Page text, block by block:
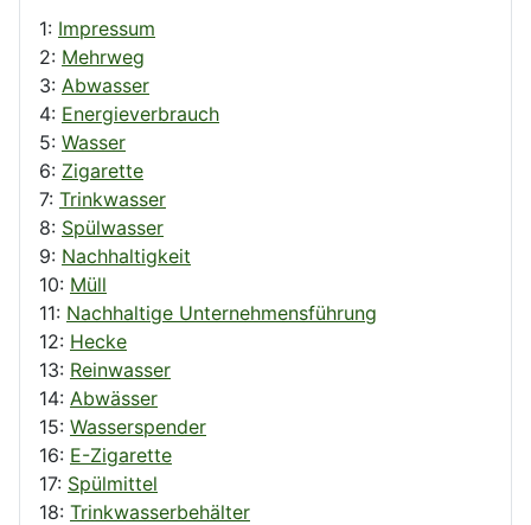
1: Impressum
2: Mehrweg
3: Abwasser
4: Energieverbrauch
5: Wasser
6: Zigarette
7: Trinkwasser
8: Spülwasser
9: Nachhaltigkeit
10: Müll
11: Nachhaltige Unternehmensführung
12: Hecke
13: Reinwasser
14: Abwässer
15: Wasserspender
16: E-Zigarette
17: Spülmittel
18: Trinkwasserbehälter